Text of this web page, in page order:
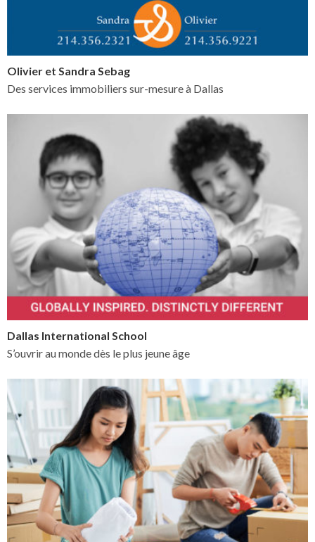
Olivier et Sandra Sebag
Des services immobiliers sur-mesure à Dallas
Dallas International School
S’ouvrir au monde dès le plus jeune âge